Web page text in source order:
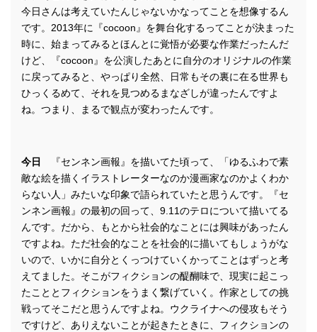
今日さんは考えていたんじゃないかなってことを想像するん
です。2013年に『cocoon』を舞台化するってことが決まった
時に、始まってみるとほんとに覚悟が必要な作業だったんだ
けど、『cocoon』を公演したあとに自分のオリジナルの作業
に戻ってみると、やっぱり全然、日常もその裏に在る世界も
ひっくるめて、それを見つめるまなざしが違ったんですよ
ね。つまり、まるで観点が変わったんです。
今日
『センネン画報』を描いてた頃って、「ゆるふわで素
敵な絵を描くイラストレーターなのか漫画家なのかよくわか
らない人」みたいな印象で語られていたと思うんです。『セ
ンネン画報』の最初の回って、9.11のテロについて描いてる
んです。だから、もとから社会的なことには興味があったん
ですよね。ただ社会的なことを社会的に描いてもしょうがな
いので、いかに自分とくっつけていくかってことはずっと考
えてました。そこがフィクションの醍醐味で、現実に起こっ
たこととフィクションをうまく繋げていく。作家としての挑
戦ってそこだと思うんですよね。ウクライナへの侵攻もそう
ですけど、ありえないことが起きたときに、フィクションの